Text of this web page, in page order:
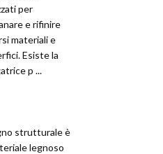
per
e rifinire
materiali e
Esiste la
p ...
strutturale è
legnoso